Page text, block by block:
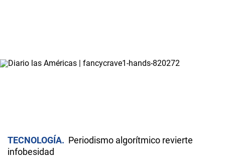
TECNOLOGÍA
Periodismo algorítmico revierte
infobesidad